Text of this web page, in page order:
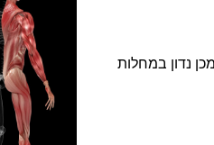
נדון במחלות